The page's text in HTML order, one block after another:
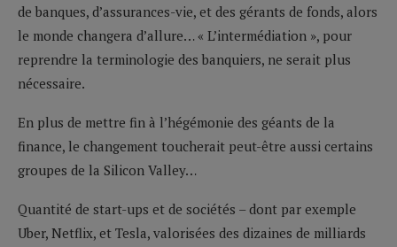
de banques, d’assurances-vie, et des gérants de fonds, alors
le monde changera d’allure… « L’intermédiation », pour
reprendre la terminologie des banquiers, ne serait plus
nécessaire.
En plus de mettre fin à l’hégémonie des géants de la
finance, le changement toucherait peut-être aussi certains
groupes de la Silicon Valley…
Quantité de start-ups et de sociétés – dont par exemple
Uber, Netflix, et Tesla, valorisées des dizaines de milliards